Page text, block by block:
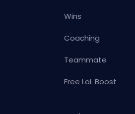
Wins
Coaching
Teammate
Free LoL Boost